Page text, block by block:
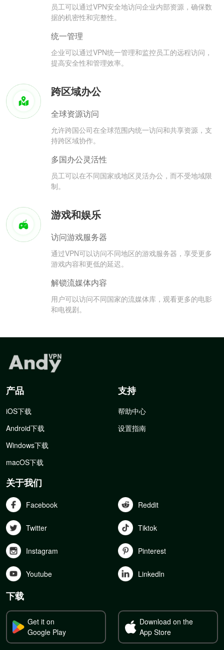
员工可以通过VPN安全地访问企业内部资源，确保数
据的机密性和完整性。
统一管理
企业可以通过VPN统一管理和监控员工的远程访问，
提高安全性和管理效率。
跨区域办公
全球资源访问
允许跨国公司在全球范围内统一访问和共享资源，支
持跨区域协作。
多国办公灵活性
员工可以在不同国家或地区灵活办公，而不受地域限
制。
游戏和娱乐
访问游戏服务器
通过VPN可以访问不同地区的游戏服务器，享受更多
游戏内容和更低的延迟。
解锁流媒体内容
用户可以访问不同国家的流媒体库，观看更多的电影
和电视剧。
产品
iOS下载
Android下载
Windows下载
macOS下载
支持
帮助中心
设置指南
关于我们
Facebook Reddit
Twitter Tiktok
Instagram Pinterest
Youtube Linkedln
下载
Get it on
Google Play
Download on the
App Store